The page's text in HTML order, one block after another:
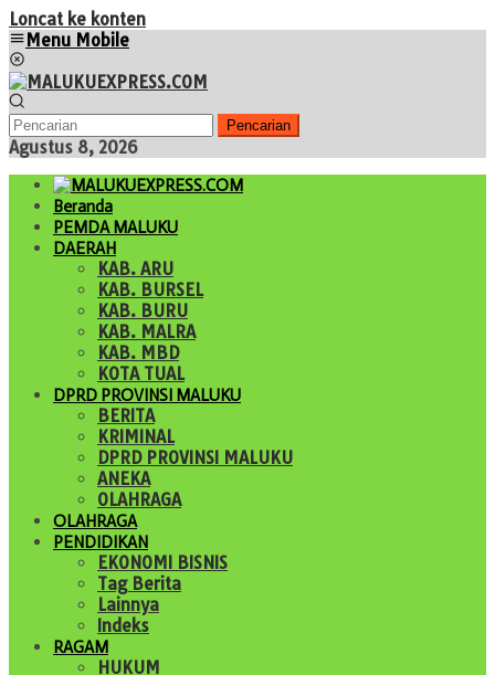
Loncat ke konten
Menu Mobile
Pencarian
Agustus 8, 2026
Beranda
PEMDA MALUKU
DAERAH
KAB. ARU
KAB. BURSEL
KAB. BURU
KAB. MALRA
KAB. MBD
KOTA TUAL
DPRD PROVINSI MALUKU
BERITA
KRIMINAL
DPRD PROVINSI MALUKU
ANEKA
OLAHRAGA
OLAHRAGA
PENDIDIKAN
EKONOMI BISNIS
Tag Berita
Lainnya
Indeks
RAGAM
HUKUM